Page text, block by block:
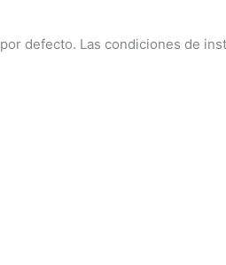
defecto. Las condiciones de